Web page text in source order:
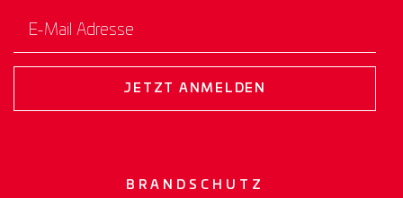
E-Mail Adresse
JETZT ANMELDEN
BRANDSCHUTZ